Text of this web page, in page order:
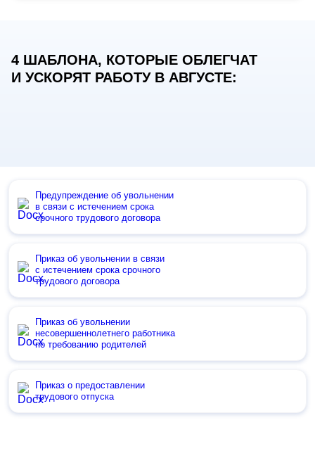
4 ШАБЛОНА, КОТОРЫЕ ОБЛЕГЧАТ
И УСКОРЯТ РАБОТУ В АВГУСТЕ:
Предупреждение об увольнении
в связи с истечением срока
срочного трудового договора
Приказ об увольнении в связи
с истечением срока срочного
трудового договора
Приказ об увольнении
несовершеннолетнего работника
по требованию родителей
Приказ о предоставлении
трудового отпуска